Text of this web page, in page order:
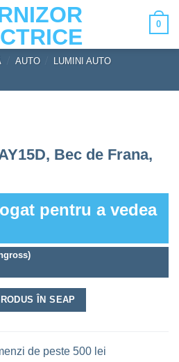
0
AUTO LUMINI AUTO
Bec de Frana,
pentru a vedea
ÎN SEAP
de peste 500 lei